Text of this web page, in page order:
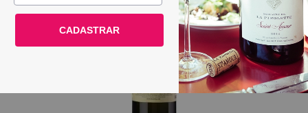
País / Região >
Le Club >CADASTRAR